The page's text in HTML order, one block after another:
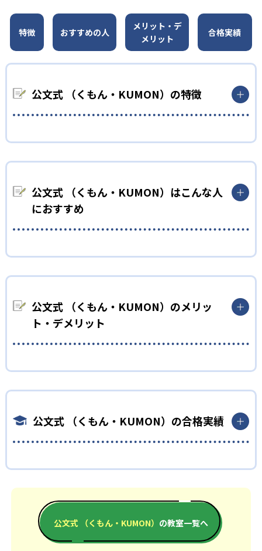
特徴 おすすめの人
メリット・デ
メリット
合格実績
公文式 （くもん・KUMON）の特徴
KUMONでは、年齢や学年にとらわれずに、一人ひとりの学力に
確実に100点が取れるレベルから少しずつ難易度を上げていくこ
とで子どもたちは多くの成功体験を積み、学習する楽しさを経
テップで進んでいけるよう工夫されている。このスタイルは子
姿勢ではなく、自ら進んで学ぶ姿勢を身につけられるだろう。
また、自学学習スタイルで学ぶ子どもたちは、自らの学習課題
03 フレキシブルな受講スタイル
週2回受講できる。そのため、部活や他の習い事で忙しい中高生
にも通室しやすい。また、教室によっては自宅からのオンライ
公文式 （くもん・KUMON）はこんな人
におすすめ
経験しながら無理なく力を高めていける。
性格や学習への取り組み姿勢に合わせて内容も調整するため、
小学校に入ってもつまずきにくい学力を身につけられるだろう。
小学生
中学に向けて苦手教科を克服したい子ども向け
KUMONでは経験豊富な先生が、子どものやる気を引き出せるよ
科目でも自分で解けた達成感を味わうことで、少しずつ苦手意
識を克服できるだろう。
中学生・高校生
部活や習い事と両立したい生徒向け
KUMONでは、一人ひとりの学習状況やスケジュールに合わせ
て、きめ細やかにカリキュラムを調整している。
宿題の量や進め方に関しては、いつでも気軽に相談可能だ。
公文式 （くもん・KUMON）のメリッ
ト・デメリット
学年にとらわれずに自分の学力に相応したレベルから学習でき
るため、難しすぎてやる気を損ねたり、簡単すぎて退屈するこ
限られるため、その他の教科に関しては他塾を検討する必要が
あるだろう。
公文式 （くもん・KUMON）の合格実績
公文式 （くもん・KUMON） の教室一覧へ